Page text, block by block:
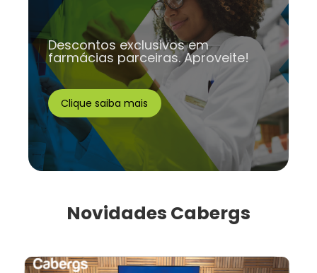
Descontos exclusivos em
farmácias parceiras. Aproveite!
Clique saiba mais
Novidades Cabergs